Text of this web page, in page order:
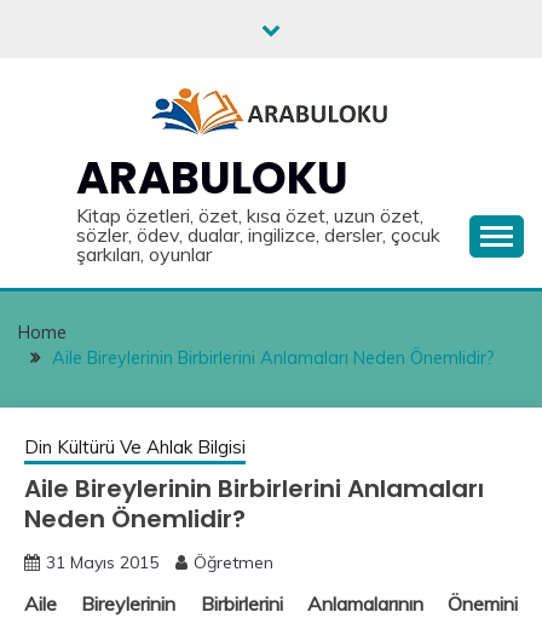
ARABULOKU
Kitap özetleri, özet, kısa özet, uzun özet,
sözler, ödev, dualar, ingilizce, dersler, çocuk
şarkıları, oyunlar
Home
Aile Bireylerinin Birbirlerini Anlamaları Neden Önemlidir?
Din Kültürü Ve Ahlak Bilgisi
Aile Bireylerinin Birbirlerini Anlamaları
Neden Önemlidir?
31 Mayıs 2015 Öğretmen
Aile Bireylerinin Birbirlerini Anlamalarının Önemini